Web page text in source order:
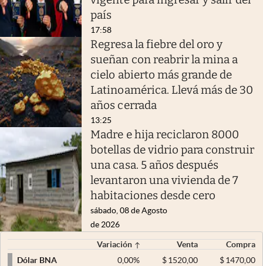
país
17:58
Regresa la fiebre del oro y
sueñan con reabrir la mina a
cielo abierto más grande de
Latinoamérica. Llevá más de 30
años cerrada
13:25
Madre e hija reciclaron 8000
botellas de vidrio para construir
una casa. 5 años después
levantaron una vivienda de 7
habitaciones desde cero
sábado, 08 de Agosto
de 2026
Variación Venta
Compra
Dólar BNA
0,00% $ 1520,00 $1470,00